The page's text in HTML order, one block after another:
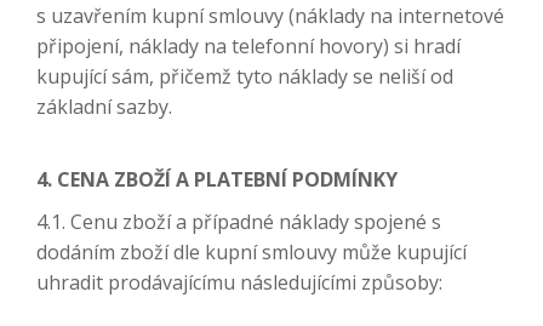
s uzavřením kupní smlouvy (náklady na internetové
připojení, náklady na telefonní hovory) si hradí
kupující sám, přičemž tyto náklady se neliší od
základní sazby.
4. CENA ZBOŽÍ A PLATEBNÍ PODMÍNKY
4.1. Cenu zboží a případné náklady spojené s
dodáním zboží dle kupní smlouvy může kupující
uhradit prodávajícímu následujícími způsoby: